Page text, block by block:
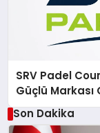
SRV Padel
Güçlü Markası
Son Dakika